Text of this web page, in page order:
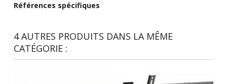
Références spécifiques
4 AUTRES PRODUITS DANS LA MÊME
CATÉGORIE :